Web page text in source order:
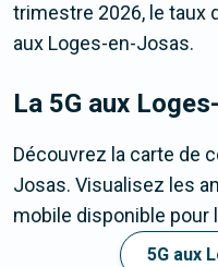
trimestre 2026, le taux
aux Loges-en-Josas.
La 5G aux
Découvrez la carte de
Josas. Visualisez les
mobile disponible pour
5G aux